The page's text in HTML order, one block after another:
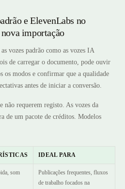
e ElevenLabs no
importação
vozes padrão como as vozes IA
de carregar o documento, pode ouvir
os modos e confirmar que a qualidade
antes de iniciar a conversão.
não requerem registo. As vozes da
de um pacote de créditos. Modelos
IDEAL PARA
som
Publicações frequentes, fluxos
de trabalho focados na